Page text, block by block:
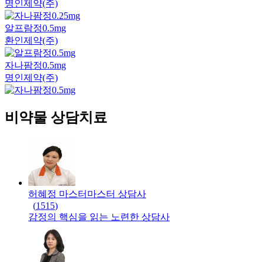
명인제약(주)
알프람정0.5mg
환인제약(주)
자나팜정0.5mg
명인제약(주)
비약물 상담치료
허혜정 마스터 마스터 상담사
(1515)
감정의 핵심을 읽는 노련한 상담사